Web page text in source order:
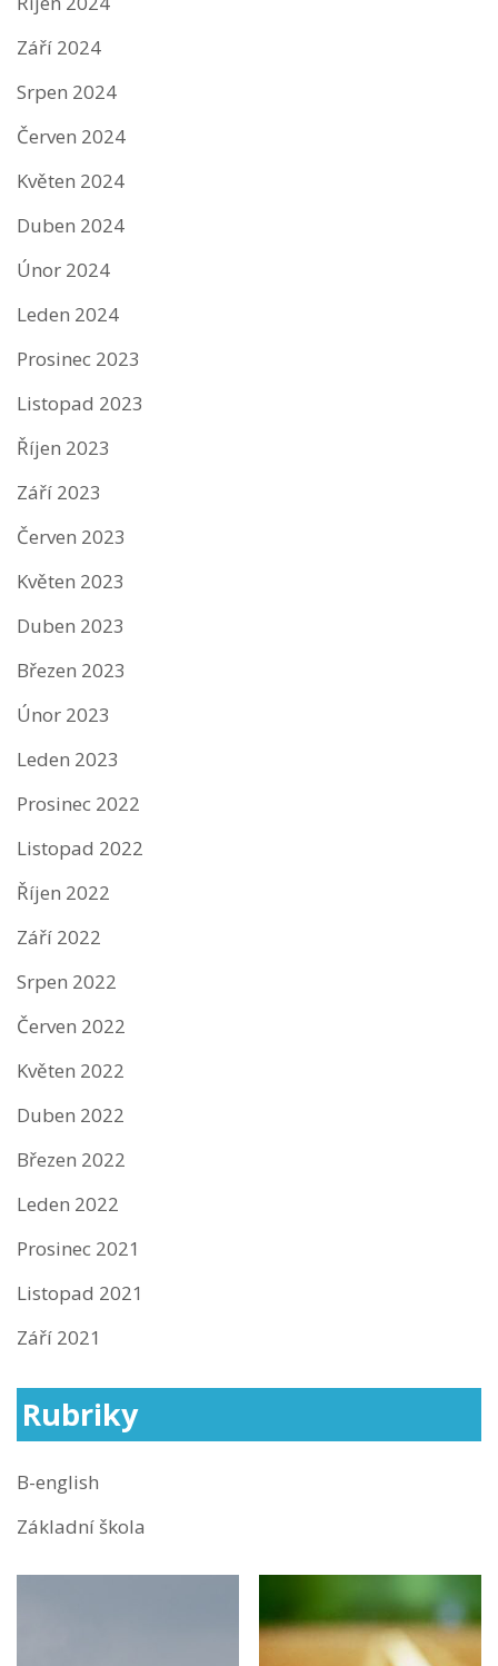
Září 2024
Srpen 2024
Červen 2024
Květen 2024
Duben 2024
Únor 2024
Leden 2024
Prosinec 2023
Listopad 2023
Říjen 2023
Září 2023
Červen 2023
Květen 2023
Duben 2023
Březen 2023
Únor 2023
Leden 2023
Prosinec 2022
Listopad 2022
Říjen 2022
Září 2022
Srpen 2022
Červen 2022
Květen 2022
Duben 2022
Březen 2022
Leden 2022
Prosinec 2021
Listopad 2021
Září 2021
Rubriky
B-english
Základní škola